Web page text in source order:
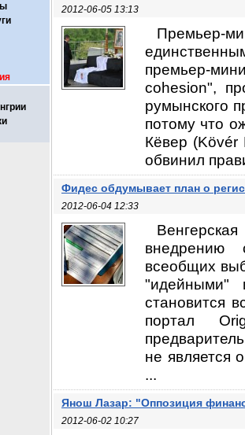
2012-06-05 13:13
Премьер-
премьер-
cohesion",
румынского
потому что
Кёвер (Kövér
обвинил
Фидес обдумывает план о
2012-06-04 12:33
внедрению
всеобщих
"идейными"
становится
портал
не является
...
Янош Лазар: "Оппозиция
2012-06-02 10:27